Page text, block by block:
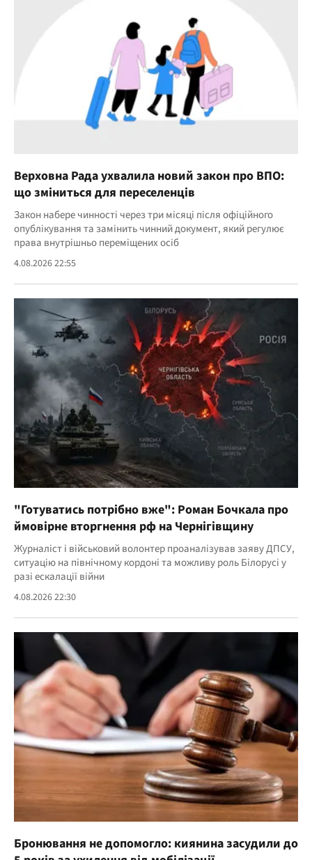
Верховна Рада ухвалила новий закон про ВПО:
що зміниться для переселенців
Закон набере чинності через три місяці після офіційного
опублікування та замінить чинний документ, який регулює
права внутрішньо переміщених осіб
4.08.2026 22:55
"Готуватись потрібно вже": Роман Бочкала про
ймовірне вторгнення рф на Чернігівщину
Журналіст і військовий волонтер проаналізував заяву ДПСУ,
ситуацію на північному кордоні та можливу роль Білорусі у
разі ескалації війни
4.08.2026 22:30
Бронювання не допомогло: киянина засудили до